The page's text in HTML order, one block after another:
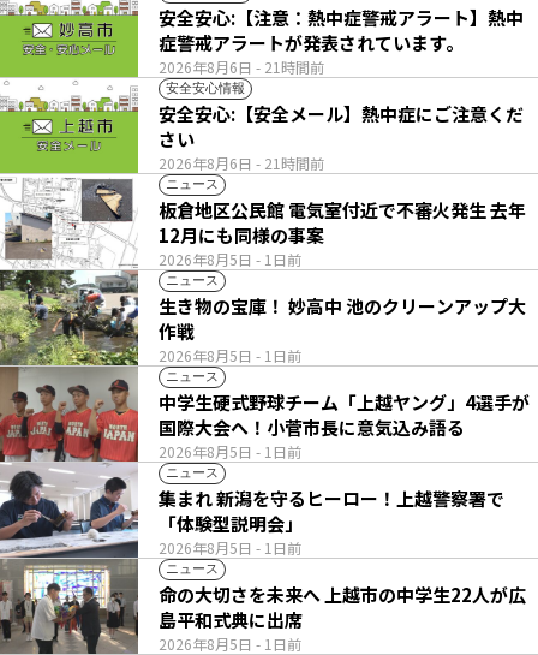
2026年8月6日 - 21時間前
安全安心:【注意：熱中症警戒アラート】熱中
症警戒アラートが発表されています。
安全安心情報
2026年8月6日 - 21時間前
安全安心:【安全メール】熱中症にご注意くだ
さい
ニュース
2026年8月5日 - 1日前
板倉地区公民館 電気室付近で不審火発生 去年
12月にも同様の事案
ニュース
2026年8月5日 - 1日前
生き物の宝庫！ 妙高中 池のクリーンアップ大
作戦
ニュース
2026年8月5日 - 1日前
中学生硬式野球チーム「上越ヤング」4選手が
国際大会へ！小菅市長に意気込み語る
ニュース
2026年8月5日 - 1日前
集まれ 新潟を守るヒーロー！上越警察署で
「体験型説明会」
ニュース
2026年8月5日 - 1日前
命の大切さを未来へ 上越市の中学生22人が広
島平和式典に出席